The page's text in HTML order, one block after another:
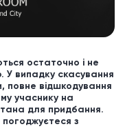
остаточно і не
У випадку скасування
повне відшкодування
учаснику на
для придбання.
з